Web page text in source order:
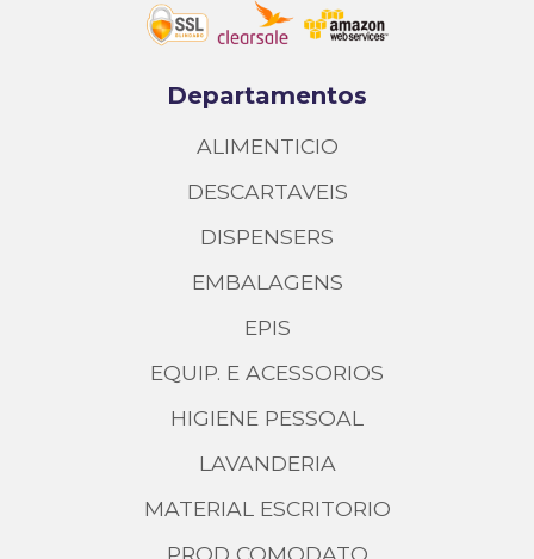
Departamentos
ALIMENTICIO
DESCARTAVEIS
DISPENSERS
EMBALAGENS
EPIS
EQUIP. E ACESSORIOS
HIGIENE PESSOAL
LAVANDERIA
MATERIAL ESCRITORIO
PROD COMODATO